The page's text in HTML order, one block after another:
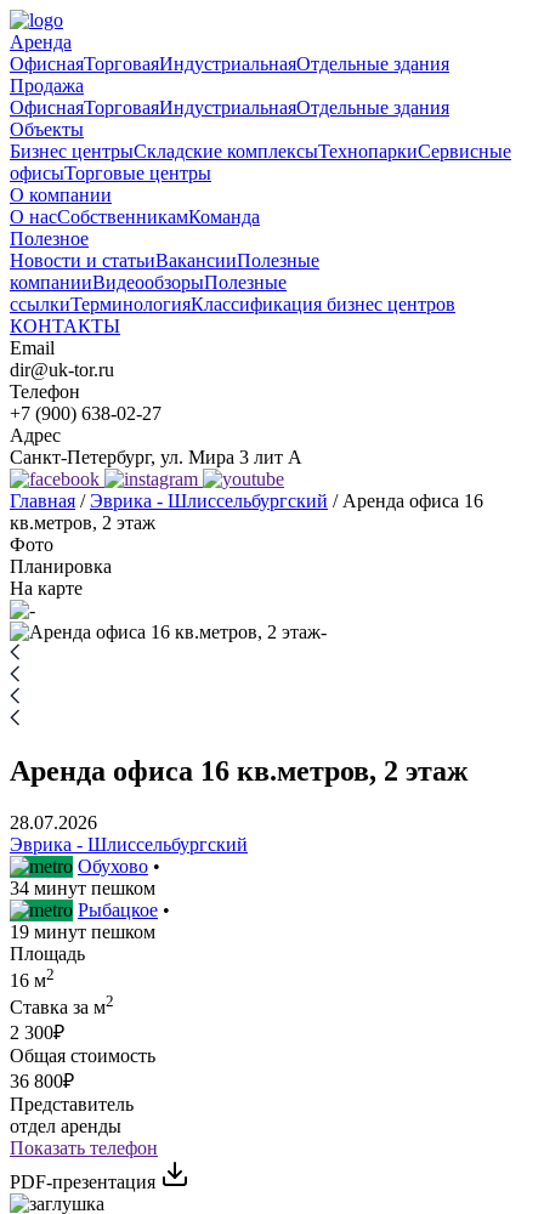
Аренда
ОфиснаяТорговаяИндустриальнаяОтдельные здания
Продажа
ОфиснаяТорговаяИндустриальнаяОтдельные здания
Объекты
Бизнес центрыСкладские комплексыТехнопаркиСервисные
офисыТорговые центры
О компании
О насСобственникамКоманда
Полезное
Новости и статьиВакансииПолезные
компанииВидеообзорыПолезные
ссылкиТерминологияКлассификация бизнес центров
КОНТАКТЫ
Email
dir@uk-tor.ru
Телефон
+7 (900) 638-02-27
Адрес
Санкт-Петербург, ул. Мира 3 лит А
Главная /Эврика - Шлиссельбургский / Аренда офиса 16
кв.метров, 2 этаж
Фото
Планировка
На карте
Аренда офиса 16 кв.метров, 2 этаж
28.07.2026
Эврика - Шлиссельбургский
Обухово •
34 минут пешком
Рыбацкое •
19 минут пешком
Площадь
16 м2
Ставка за м2
2 300₽
Общая стоимость
36 800₽
Представитель
отдел аренды
Показать телефон
PDF-презентация